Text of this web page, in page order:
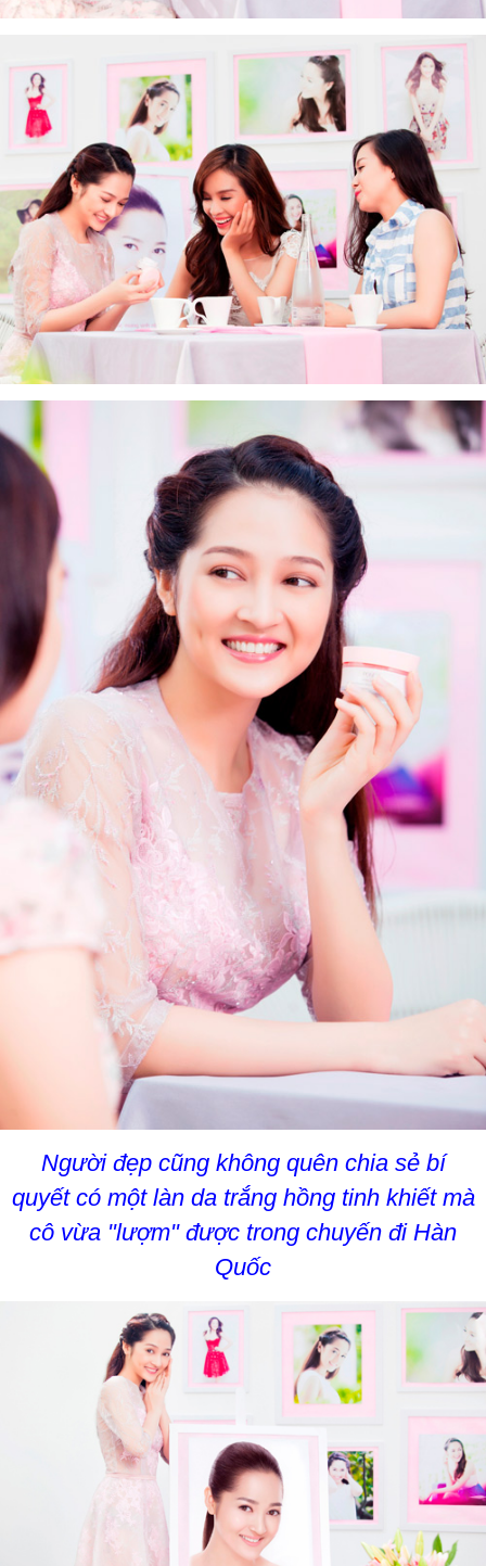
Người đẹp cũng không quên chia sẻ bí
quyết có một làn da trắng hồng tinh khiết mà
cô vừa "lượm" được trong chuyến đi Hàn
Quốc